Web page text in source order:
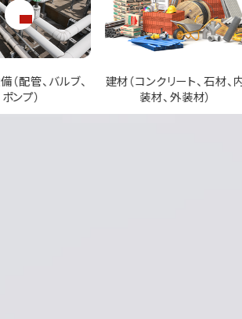
リート、石材、内
、外装材）
鉄鋼・鋼材（鋼鉄、鉄骨、鉄
筋）